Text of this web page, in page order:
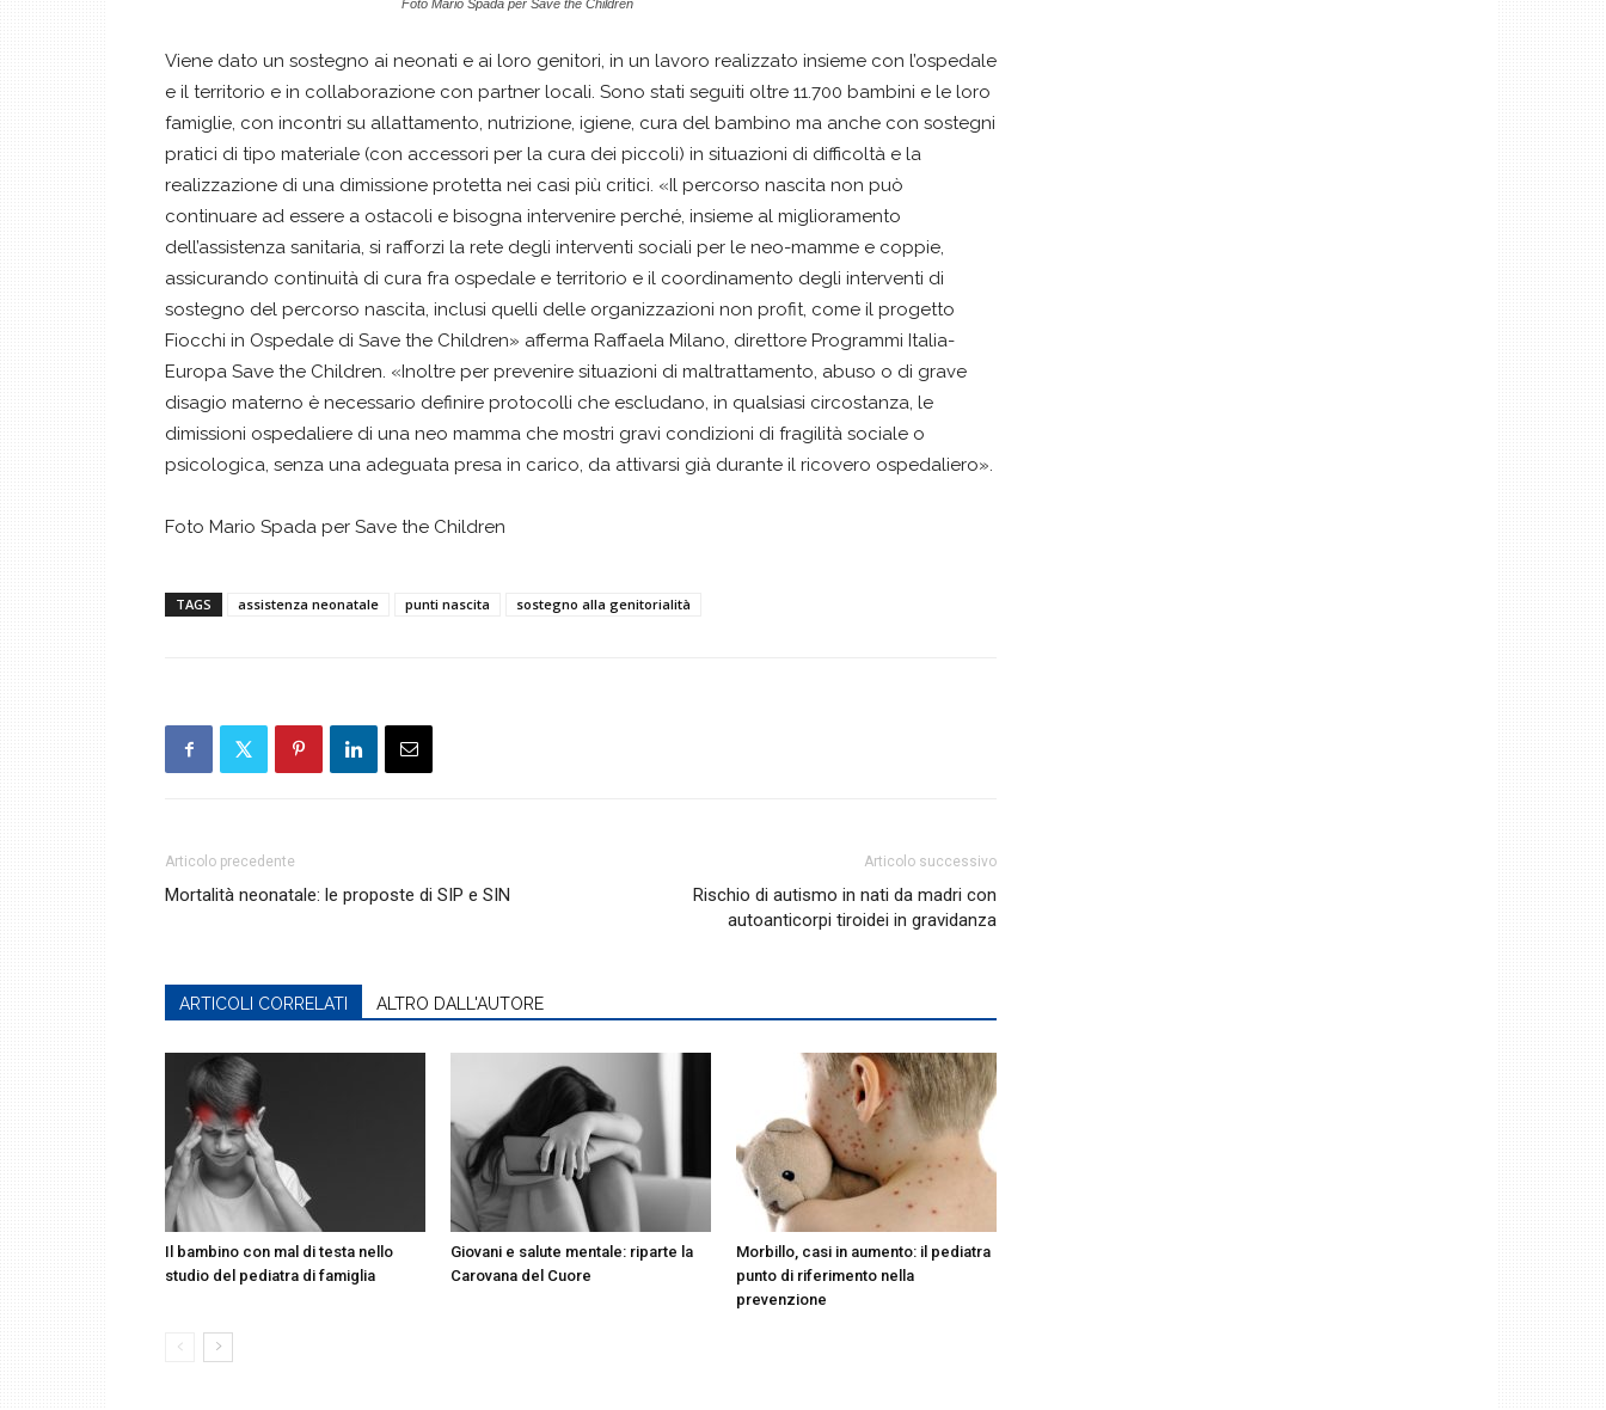
Foto Mario Spada per Save the Children
Viene dato un sostegno ai neonati e ai loro genitori, in un lavoro realizzato insieme con l’ospedale
e il territorio e in collaborazione con partner locali. Sono stati seguiti oltre 11.700 bambini e le loro
famiglie, con incontri su allattamento, nutrizione, igiene, cura del bambino ma anche con sostegni
pratici di tipo materiale (con accessori per la cura dei piccoli) in situazioni di difficoltà e la
realizzazione di una dimissione protetta nei casi più critici. «Il percorso nascita non può
continuare ad essere a ostacoli e bisogna intervenire perché, insieme al miglioramento
dell’assistenza sanitaria, si rafforzi la rete degli interventi sociali per le neo-mamme e coppie,
assicurando continuità di cura fra ospedale e territorio e il coordinamento degli interventi di
sostegno del percorso nascita, inclusi quelli delle organizzazioni non profit, come il progetto
Fiocchi in Ospedale di Save the Children» afferma Raffaela Milano, direttore Programmi Italia-
Europa Save the Children. «Inoltre per prevenire situazioni di maltrattamento, abuso o di grave
disagio materno è necessario definire protocolli che escludano, in qualsiasi circostanza, le
dimissioni ospedaliere di una neo mamma che mostri gravi condizioni di fragilità sociale o
psicologica, senza una adeguata presa in carico, da attivarsi già durante il ricovero ospedaliero».
Foto Mario Spada per Save the Children
TAGS assistenza neonatale punti nascita sostegno alla genitorialità
Articolo precedente
Mortalità neonatale: le proposte di SIP e SIN
Articolo successivo
Rischio di autismo in nati da madri con
autoanticorpi tiroidei in gravidanza
ARTICOLI CORRELATI ALTRO DALL'AUTORE
Il bambino con mal di testa nello
studio del pediatra di famiglia
Giovani e salute mentale: riparte la
Carovana del Cuore
Morbillo, casi in aumento: il pediatra
punto di riferimento nella
prevenzione